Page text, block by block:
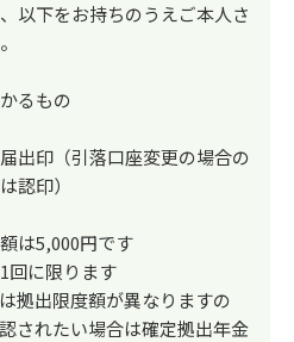
以下をお持ちのうえご本人さ
るもの
出印（引落口座変更の場合の
認印）
は5,000円です
回に限ります
拠出限度額が異なりますの
されたい場合は確定拠出年金